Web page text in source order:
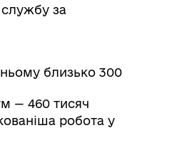
службу за
близько 300
— 460 тисяч
робота у